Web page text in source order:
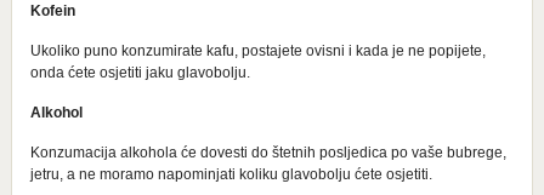
Kofein
Ukoliko puno konzumirate kafu, postajete ovisni i kada je ne popijete,
onda ćete osjetiti jaku glavobolju.
Alkohol
Konzumacija alkohola će dovesti do štetnih posljedica po vaše bubrege,
jetru, a ne moramo napominjati koliku glavobolju ćete osjetiti.